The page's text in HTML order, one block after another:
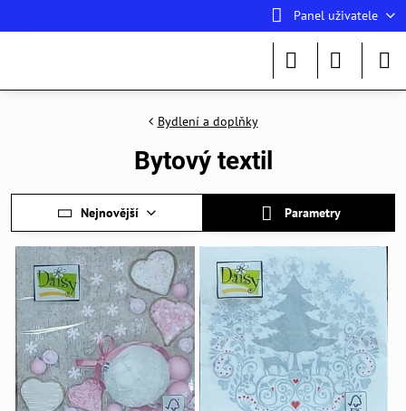
Panel uživatele
Bydlení a doplňky
Bytový textil
Nejnovější Parametry